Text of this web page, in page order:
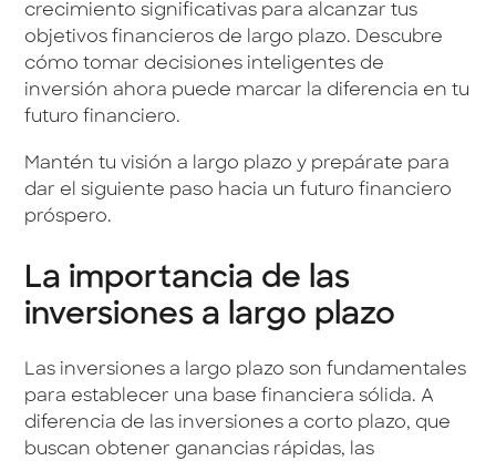
crecimiento significativas para alcanzar tus
objetivos financieros de largo plazo. Descubre
cómo tomar decisiones inteligentes de
inversión ahora puede marcar la diferencia en tu
futuro financiero.
Mantén tu visión a largo plazo y prepárate para
dar el siguiente paso hacia un futuro financiero
próspero.
La importancia de las
inversiones a largo plazo
Las inversiones a largo plazo son fundamentales
para establecer una base financiera sólida. A
diferencia de las inversiones a corto plazo, que
buscan obtener ganancias rápidas, las